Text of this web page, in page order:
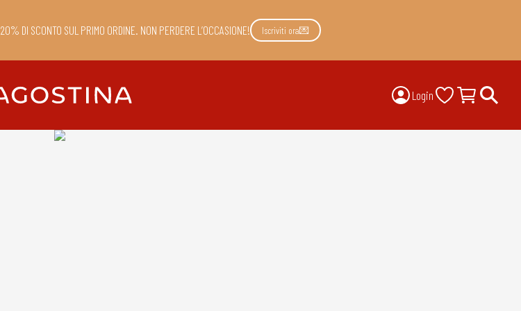
DI SCONTO SUL PRIMO ORDINE. NON PERDERE L’OCCASIONE! Iscriviti ora💌
Login